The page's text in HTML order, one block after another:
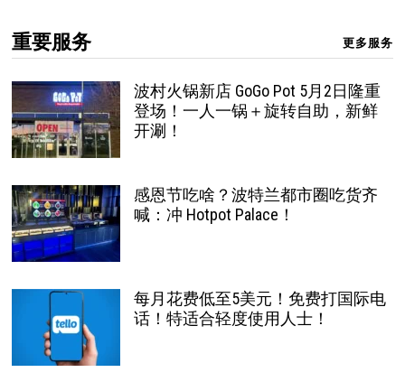
重要服务 更多服务
波村火锅新店 GoGo Pot 5月2日隆重
登场！一人一锅＋旋转自助，新鲜
开涮！
感恩节吃啥？波特兰都市圈吃货齐
喊：冲 Hotpot Palace！
每月花费低至5美元！免费打国际电
话！特适合轻度使用人士！